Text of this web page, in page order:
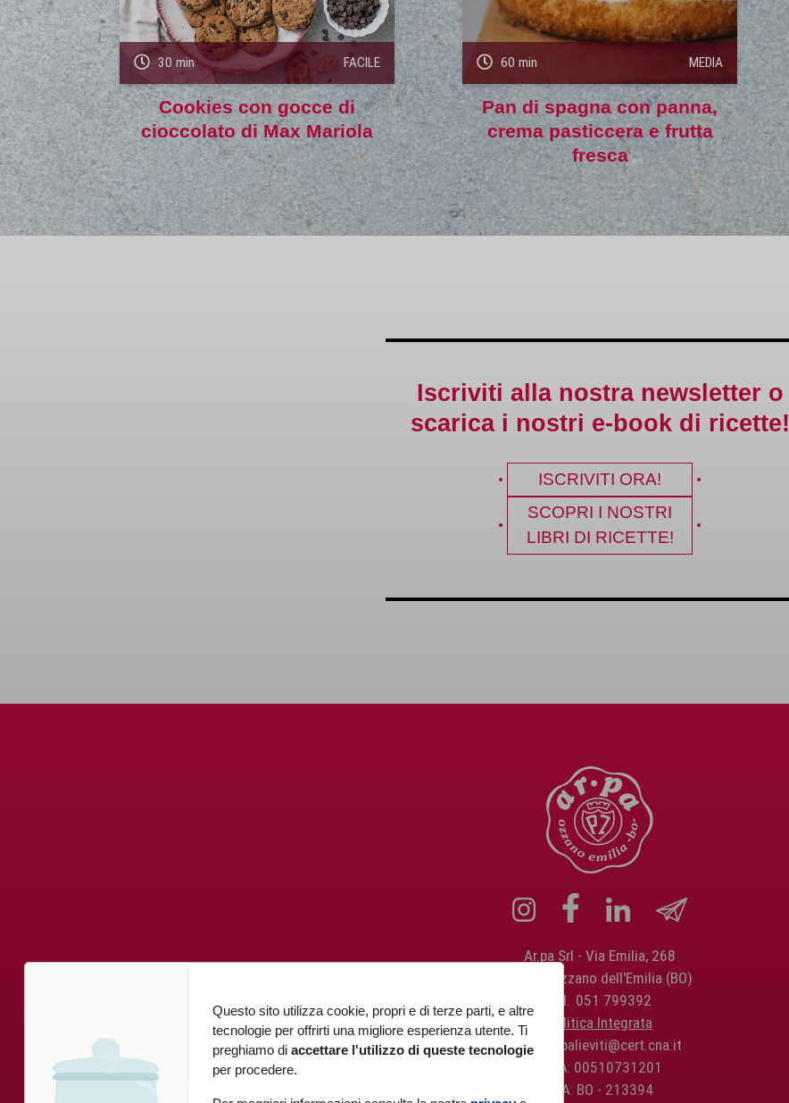
Questo sito utilizza cookie, propri e di terze parti, e altre
tecnologie per offrirti una migliore esperienza utente. Ti
preghiamo di accettare l'utilizzo di queste tecnologie
per procedere.
Cookies con gocce di
cioccolato di Max Mariola
30 min FACILE
Pan di spagna con panna,
crema pasticcera e frutta
fresca
60 min MEDIA
Iscriviti alla nostra newsletter o
scarica i nostri e-book di ricette!
ISCRIVITI ORA!
SCOPRI I NOSTRI
LIBRI DI RICETTE!
Ar.pa Srl
Via Emilia, 268
40064 Ozzano dell'Emilia (BO)
Tel. 051 799392
Politica Integrata
PEC:
arpalieviti@cert.cna.it
P.IVA: 00510731201
REA: BO - 213394